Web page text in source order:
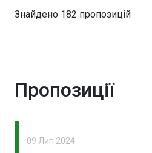
Знайдено 182 пропозицій
Пропозиції
09 Лип 2024